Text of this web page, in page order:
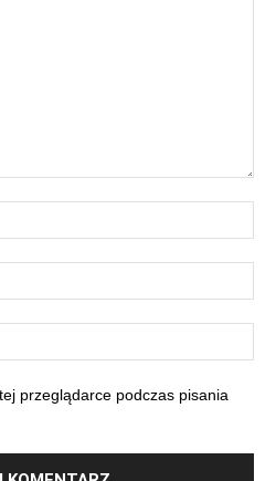
przeglądarce podczas pisania